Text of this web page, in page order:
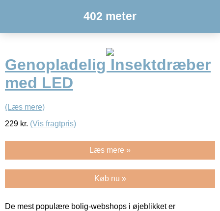
402 meter
Genopladelig Insektdræber
med LED
(Læs mere)
229 kr. (Vis fragtpris)
Læs mere »
Køb nu »
De mest populære bolig-webshops i øjeblikket er